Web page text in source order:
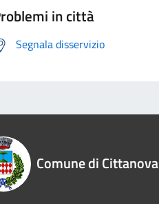
in città
Segnala disservizio
Comune di Cittanova